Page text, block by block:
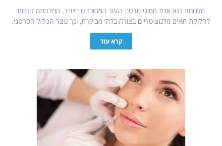
מלנומה היא אחד מסוגי סרטני העור המסוכנים ביותר. המלנומה גורמת
לחלוקת תאים מלנוציטריים בצורה בלתי מבוקרת, וכך נוצר הגידול הסרטני.
קרא עוד